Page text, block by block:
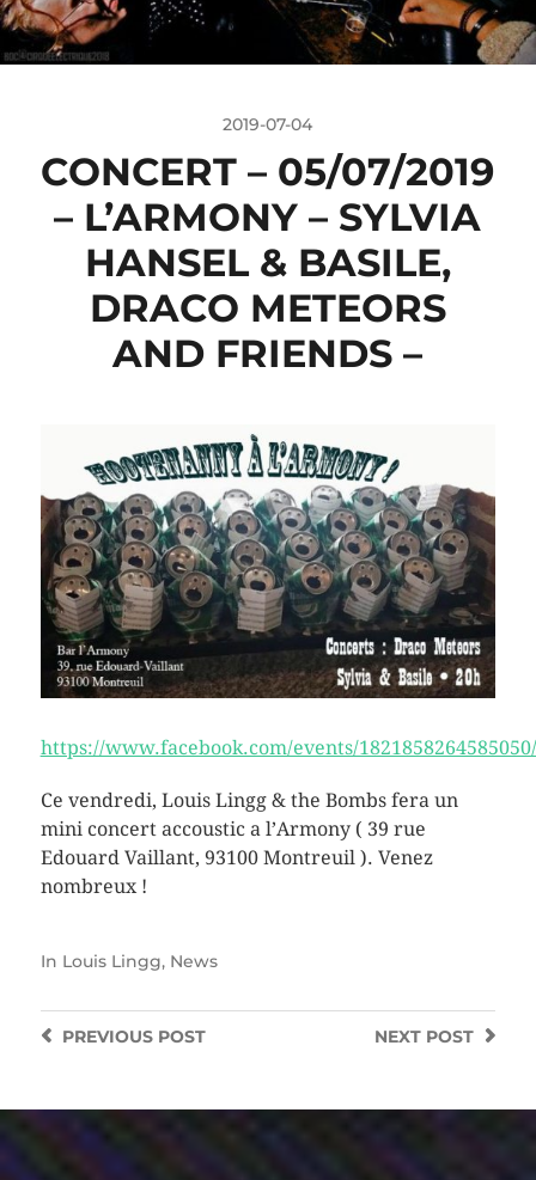
2019-07-04
CONCERT – 05/07/2019
– L’ARMONY – SYLVIA
HANSEL & BASILE,
DRACO METEORS
AND FRIENDS –
https://www.facebook.com/events/1821858264585050/
Ce vendredi, Louis Lingg & the Bombs fera un
mini concert accoustic a l’Armony ( 39 rue
Edouard Vaillant, 93100 Montreuil ). Venez
nombreux !
In Louis Lingg, News
NEXT POST
PREVIOUSPOST